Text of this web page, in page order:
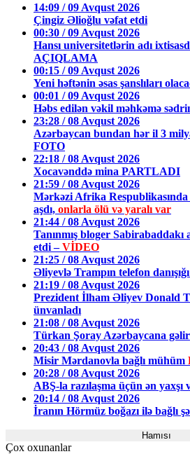
14:09 / 09 Avqust 2026
Çingiz Əlioğlu vəfat etdi
00:30 / 09 Avqust 2026
Hansı universitetlərin adı
AÇIQLAMA
00:15 / 09 Avqust 2026
Yeni həftənin əsas şanslıları
00:01 / 09 Avqust 2026
Həbs edilən vəkil məhkəmə
23:28 / 08 Avqust 2026
Azərbaycan bundan hər il 3
FOTO
22:18 / 08 Avqust 2026
Xocavənddə mina PARTLADI
21:59 / 08 Avqust 2026
Mərkəzi Afrika
aşdı, onlarla ölü və yaralı var
21:44 / 08 Avqust 2026
Tanınmış bloger Sabirabaddakı
etdi –VİDEO
21:25 / 08 Avqust 2026
Əliyevlə Trampın telefon
21:19 / 08 Avqust 2026
Prezident İlham Əliyev Donald
ünvanladı
21:08 / 08 Avqust 2026
Türkan Şoray Azərbaycana gəlir
20:43 / 08 Avqust 2026
Misir Mərdanovla bağlı mühüm
20:28 / 08 Avqust 2026
ABŞ-la razılaşma üçün ən yaxşı
20:14 / 08 Avqust 2026
İranın Hörmüz boğazı ilə bağlı
Hamısı
Çox oxunanlar